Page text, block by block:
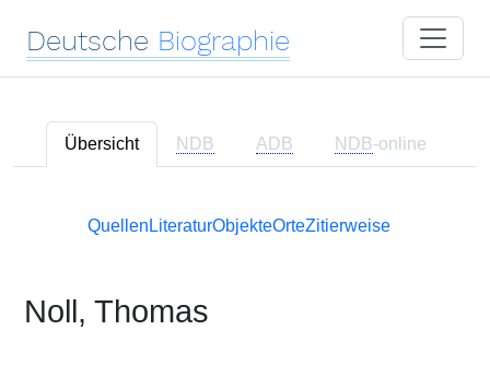
Deutsche Biographie
Übersicht NDB ADB NDB-online
Quellen LiteraturObjekteOrteZitierweise
Noll, Thomas